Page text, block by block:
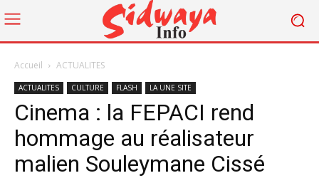
Accueil ACTUALITES
ACTUALITES CULTURE FLASH LA UNE SITE
Cinema : la FEPACI rend
hommage au réalisateur
malien Souleymane Cissé